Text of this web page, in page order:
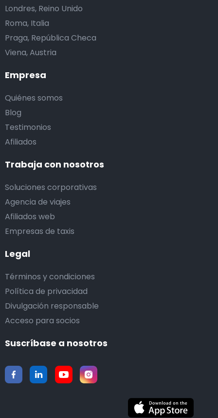
Empresa
Quiénes somos
Blog
Testimonios
Afiliados
Trabaja con nosotros
Soluciones corporativas
Agencia de viajes
Afiliados web
Empresas de taxis
Legal
Términos y condiciones
Política de privacidad
Divulgación responsable
Acceso para socios
Londres, Reino Unido
Roma, Italia
Praga, República Checa
Viena, Austria
Suscríbase a nosotros